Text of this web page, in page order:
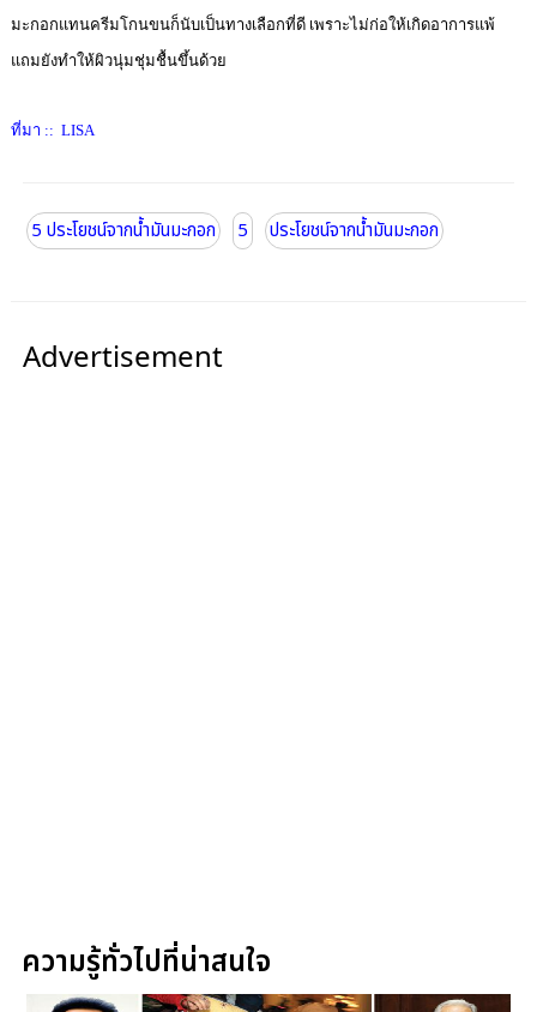
มะกอกแทนครีมโกนขนก็นับเป็นทางเลือกที่ดี เพราะไม่ก่อให้เกิดอาการแพ้
แถมยังทำให้ผิวนุ่มชุ่มชื้นขึ้นด้วย
ที่มา :: LISA
5 ประโยชน์จากน้ำมันมะกอก 5 ประโยชน์จากน้ำมันมะกอก
Advertisement
ความรู้ทั่วไปที่น่าสนใจ